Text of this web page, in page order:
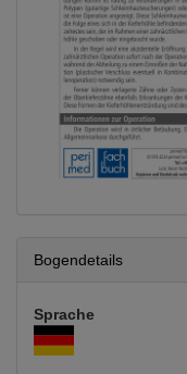
Bogendetails
Sprache